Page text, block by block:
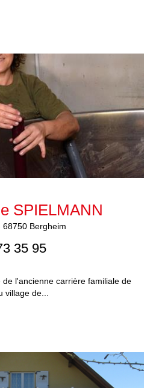
SPIELMANN
68750 Bergheim
35 95
l'ancienne carrière familiale de
de...